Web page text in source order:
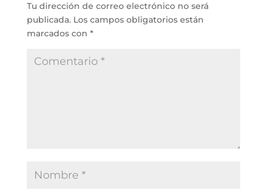
Tu dirección de correo electrónico no será
publicada. Los campos obligatorios están
marcados con *